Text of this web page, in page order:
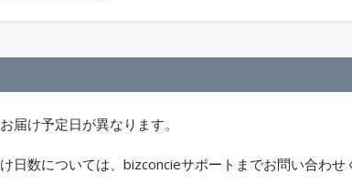
け予定日が異なります。
数については、bizconcieサポートまでお問い合わせ